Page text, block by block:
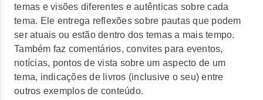
temas e visões diferentes e autênticas sobre cada
tema. Ele entrega reflexões sobre pautas que podem
ser atuais ou estão dentro dos temas a mais tempo.
Também faz comentários, convites para eventos,
notícias, pontos de vista sobre um aspecto de um
tema, indicações de livros (inclusive o seu) entre
outros exemplos de conteúdo.